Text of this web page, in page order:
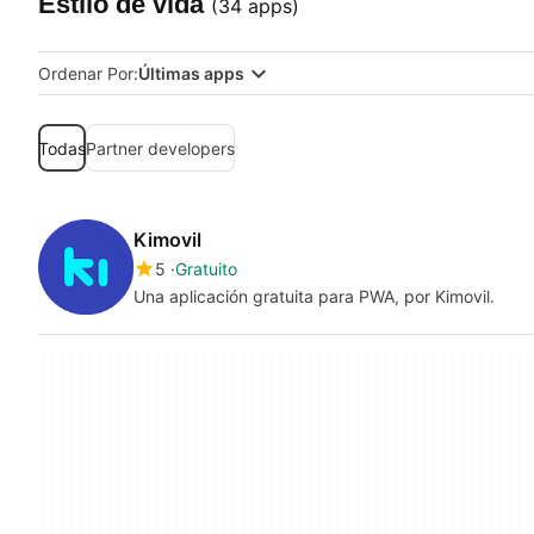
(34 apps)
Ordenar Por:Últimas apps
TodasPartner developers
Kimovil
5 Gratuito
Una aplicación gratuita para PWA, por Kimovil.